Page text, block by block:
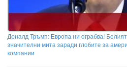
Доналд Тръмп: Европа ни ограбва!
значителни мита заради глобите за
компании